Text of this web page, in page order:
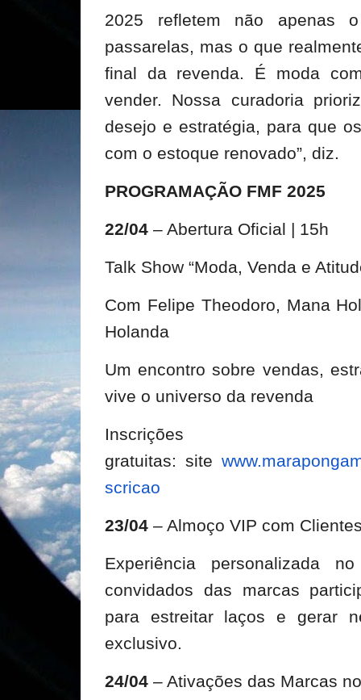
2025 refletem não apenas
passarelas, mas o que
final da revenda. É moda
vender. Nossa curadoria
desejo e estratégia, para que
com o estoque renovado”, diz.
PROGRAMAÇÃO FMF 2025
22/04 – Abertura Oficial | 15h
Talk Show “Moda, Venda e
Com Felipe Theodoro, Mana
Holanda
Um encontro sobre vendas,
vive o universo da revenda
Inscrições
gratuitas: site
scricao
23/04 – Almoço VIP com
Experiência personalizada
convidados das marcas
para estreitar laços e gerar
exclusivo.
24/04 – Ativações das Marcas